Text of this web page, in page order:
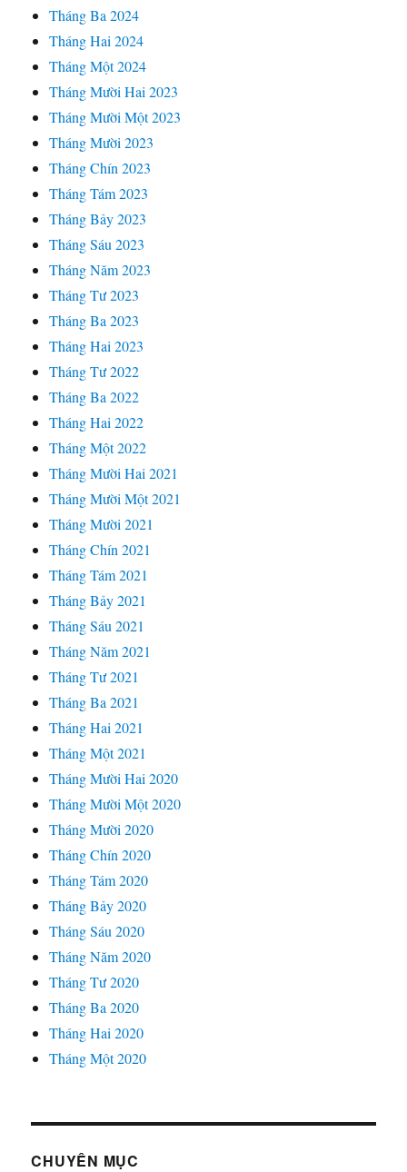
Tháng Ba 2024
Tháng Hai 2024
Tháng Một 2024
Tháng Mười Hai 2023
Tháng Mười Một 2023
Tháng Mười 2023
Tháng Chín 2023
Tháng Tám 2023
Tháng Bảy 2023
Tháng Sáu 2023
Tháng Năm 2023
Tháng Tư 2023
Tháng Ba 2023
Tháng Hai 2023
Tháng Tư 2022
Tháng Ba 2022
Tháng Hai 2022
Tháng Một 2022
Tháng Mười Hai 2021
Tháng Mười Một 2021
Tháng Mười 2021
Tháng Chín 2021
Tháng Tám 2021
Tháng Bảy 2021
Tháng Sáu 2021
Tháng Năm 2021
Tháng Tư 2021
Tháng Ba 2021
Tháng Hai 2021
Tháng Một 2021
Tháng Mười Hai 2020
Tháng Mười Một 2020
Tháng Mười 2020
Tháng Chín 2020
Tháng Tám 2020
Tháng Bảy 2020
Tháng Sáu 2020
Tháng Năm 2020
Tháng Tư 2020
Tháng Ba 2020
Tháng Hai 2020
Tháng Một 2020
CHUYÊN MỤC